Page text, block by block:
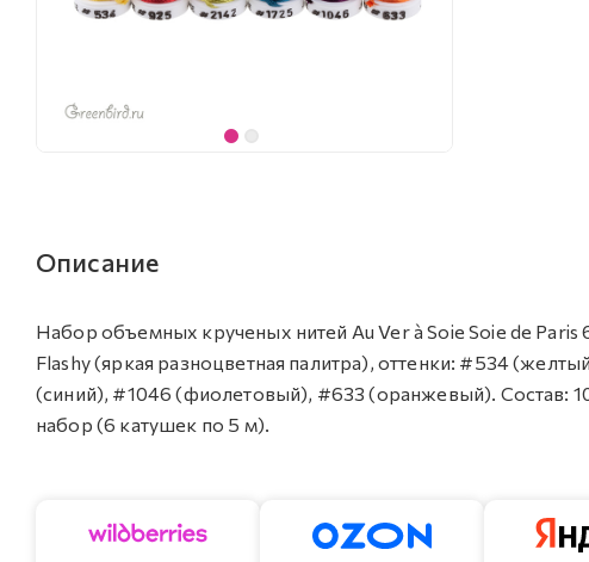
Описание
Набор объемных крученых нитей Au Ver à Soie Soie de
Flashy (яркая разноцветная палитра), оттенки: #534
(синий), #1046 (фиолетовый), #633 (оранжевый). Состав:
набор (6 катушек по 5 м).